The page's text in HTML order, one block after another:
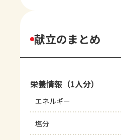
献立のまとめ
栄養情報（1人分）
エネルギー
塩分